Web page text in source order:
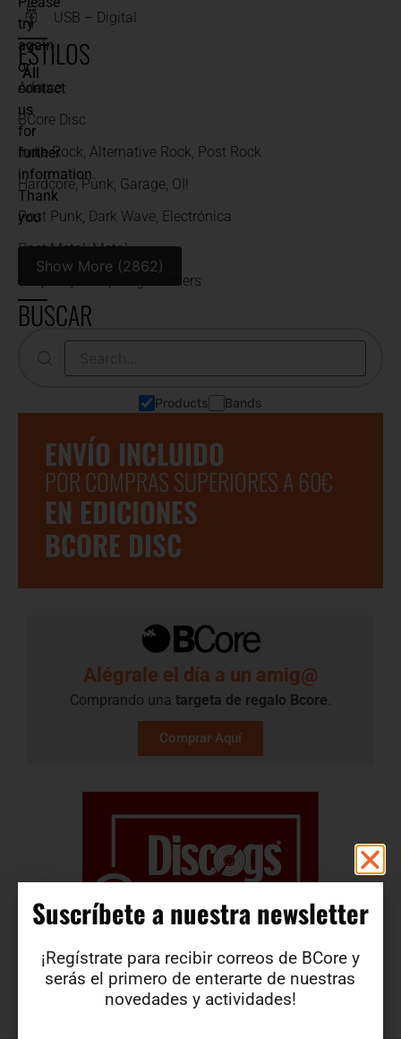
USB – Digital
ESTILOS
All
Adarce
BCore Disc
Indie Rock, Alternative Rock, Post Rock
Hardcore, Punk, Garage, OI!
Post Punk, Dark Wave, Electrónica
Post Metal, Metal
60s, 70s, Funk, Prog & Others
BUSCAR
Products Bands
ENVÍO INCLUIDO
POR COMPRAS SUPERIORES A 60€
EN EDICIONES
BCORE DISC
Alégrale el día a un amig@
Comprando una targeta de regalo​ Bcore.
Comprar Aquí
try
again
or
contact
us
for
further
information.
Thank
you
Show More (2862)
Suscríbete a nuestra newsletter​
¡Regístrate para recibir correos de BCore y
serás el primero de enterarte de nuestras
novedades y actividades!